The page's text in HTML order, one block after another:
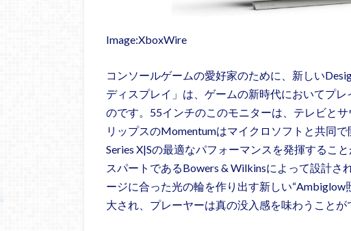
Image:XboxWire
コンソールゲームの愛好家のために、新しい
ディスプレイ」は、ゲームの新時代においてプ
のです。55インチのこのモニターは、テレビと
リップスのMomentumはマイクロソフトと共同
Series X|Sの最適なパフォーマンスを発揮するこ
スパートであるBowers & Wilkinsによって設計さ
ージに合った光の輪を作り出す新しい
大され、プレーヤーは真の没入感を味わうことが